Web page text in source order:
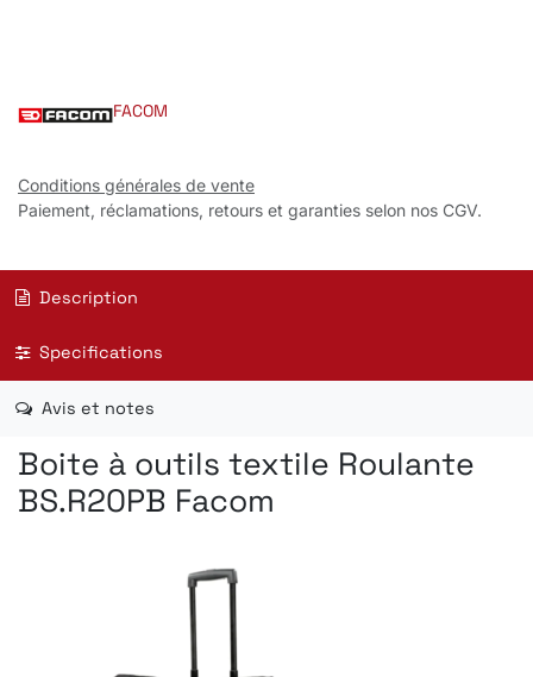
FACOM
Conditions générales de vente
Paiement, réclamations, retours et garanties selon nos CGV.
Description
Specifications
Avis et notes
Boite à outils textile Roulante
BS.R20PB Facom